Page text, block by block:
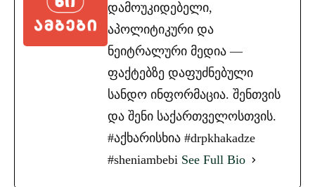
დამოუკიდებელი,
აპოლიტიკური და
ნეიტრალური მედია —
ფაქტებზე დაფუძნებული
სანდო ინფორმაცია. შენთვის
და შენი საქართველოსთვის.
#აქხარისხია #drpkhakadze
#sheniambebi See Full Bio